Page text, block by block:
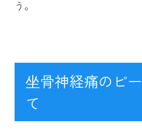
う。
坐骨神経痛のピ
て